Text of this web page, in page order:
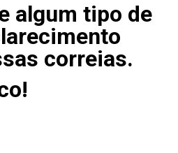
algum tipo de
correias.